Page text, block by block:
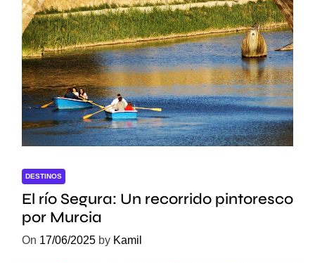
DESTINOS
El río Segura: Un recorrido pintoresco
por Murcia
On 17/06/2025 by Kamil